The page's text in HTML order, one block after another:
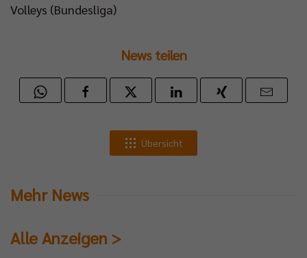
Volleys (Bundesliga)
News teilen
Übersicht
Mehr News
Alle Anzeigen >